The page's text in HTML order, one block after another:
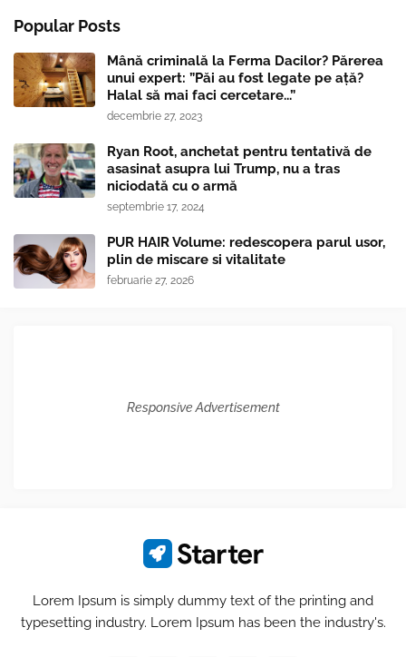
Popular Posts
Mână criminală la Ferma Dacilor? Părerea
unui expert: ”Păi au fost legate pe ață?
Halal să mai faci cercetare...”
decembrie 27, 2023
Ryan Root, anchetat pentru tentativă de
asasinat asupra lui Trump, nu a tras
niciodată cu o armă
septembrie 17, 2024
PUR HAIR Volume: redescopera parul usor,
plin de miscare si vitalitate
februarie 27, 2026
Responsive Advertisement
Lorem Ipsum is simply dummy text of the printing and
typesetting industry. Lorem Ipsum has been the industry's.